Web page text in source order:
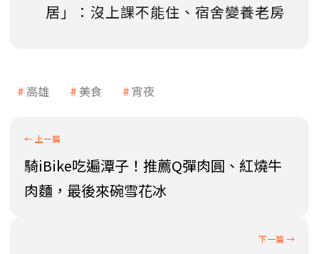
居」：沒上課不能住、宿舍變養老房
高雄 美食 宵夜
騎iBike吃遍潭子！推薦Q彈肉圓、紅燒牛
肉麵，最後來碗雪花冰